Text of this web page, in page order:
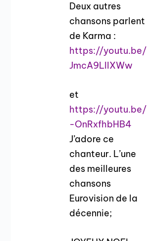
Deux autres
chansons parlent
de Karma :
https://youtu.be/
JmcA9LIIXWw
et
https://youtu.be/
-OnRxfhbHB4
J’adore ce
chanteur. L’une
des meilleures
chansons
Eurovision de la
décennie;